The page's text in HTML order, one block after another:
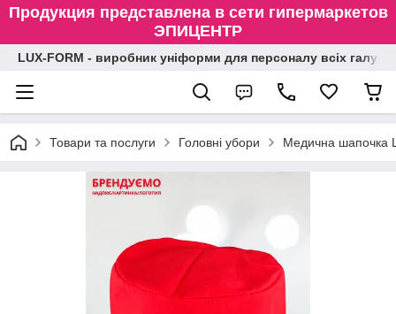
Продукция представлена в сети гипермаркетов
ЭПИЦЕНТР
LUX-FORM - виробник уніформи для персоналу всіх
Товари та послуги Головні убори Медична шапочка